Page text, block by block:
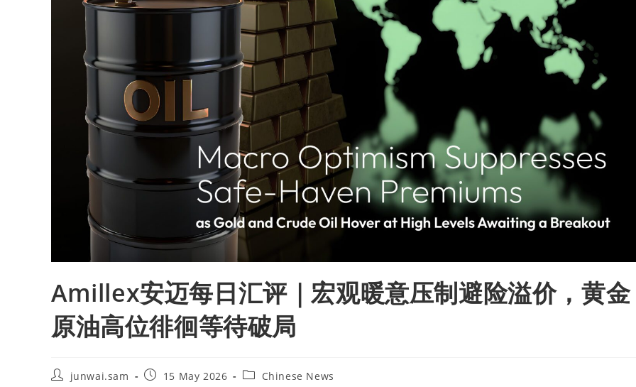
Amillex安迈每日汇评｜宏观暖意压制避险溢价，黄金
原油高位徘徊等待破局
junwai.sam 15 May 2026 Chinese News